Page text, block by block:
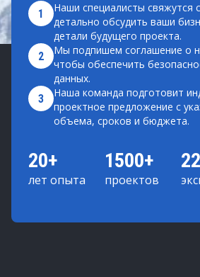
1
Наши специалисты свяжутся
детально обсудить ваши
детали будущего проекта.
2
Мы подпишем соглашение о
чтобы обеспечить
данных.
3
Наша команда подготовит
проектное предложение с
объема, сроков и бюджета.
20+
лет опыта
1500+
проектов